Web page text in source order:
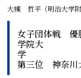
大槻 哲平（明治大学
女子団体戦
学院大
第三位 神奈川